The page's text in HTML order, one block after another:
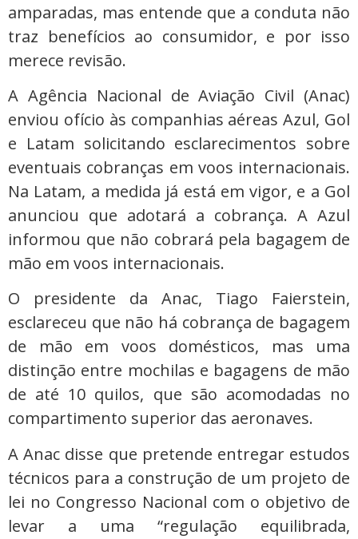
amparadas, mas entende que a conduta não
traz benefícios ao consumidor, e por isso
merece revisão.
A Agência Nacional de Aviação Civil (Anac)
enviou ofício às companhias aéreas Azul, Gol
e Latam solicitando esclarecimentos sobre
eventuais cobranças em voos internacionais.
Na Latam, a medida já está em vigor, e a Gol
anunciou que adotará a cobrança. A Azul
informou que não cobrará pela bagagem de
mão em voos internacionais.
O presidente da Anac, Tiago Faierstein,
esclareceu que não há cobrança de bagagem
de mão em voos domésticos, mas uma
distinção entre mochilas e bagagens de mão
de até 10 quilos, que são acomodadas no
compartimento superior das aeronaves.
A Anac disse que pretende entregar estudos
técnicos para a construção de um projeto de
lei no Congresso Nacional com o objetivo de
levar a uma “regulação equilibrada,